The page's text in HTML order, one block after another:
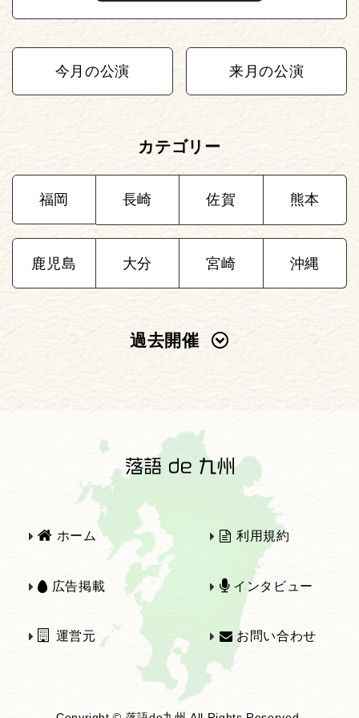
今月の公演 来月の公演
カテゴリー
福岡 長崎 佐賀 熊本
鹿児島 大分 宮崎 沖縄
過去開催
2022年
2021年 2020年
2019年 2018年
2017年 2016年
ホーム 利用規約
広告掲載 インタビュー
運営元 お問い合わせ